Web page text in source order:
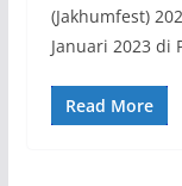
(Jakhumfest)
Januari 2023 di
Read More